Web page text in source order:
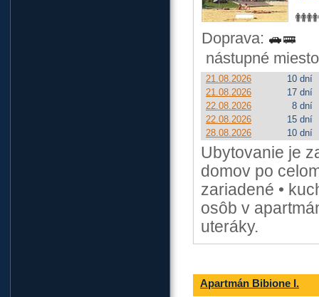
Doprava:
nástupné
21.08.2026
10 dní
21.08.2026
17 dní
22.08.2026
8 dní
22.08.2026
15 dní
28.08.2026
10 dní
Ubytovanie je
domov po
zariadené •
osôb v
uteráky.
Apartmán Bibione I.